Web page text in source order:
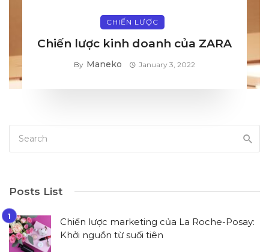
CHIẾN LƯỢC
Chiến lược kinh doanh của ZARA
By Maneko January 3, 2022
Posts List
Chiến lược marketing của La Roche-Posay:
Khởi nguồn từ suối tiên